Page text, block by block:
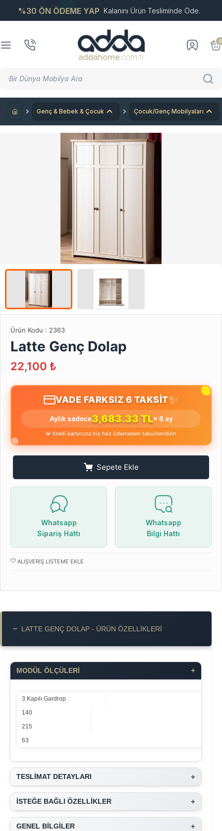
%30 ÖN ÖDEME YAP Kalanını Ürün Tesliminde Öde.
0
Genç & Bebek & Çocuk Çocuk/Genç Mobilyaları
Ürün Kodu : 2363
Latte Genç Dolap
22,100 ₺
VADE FARKSIZ 6 TAKSİT✨
Aylık sadece3,683.33 TL× 6 ay
💎 Kredi kartınızla hiç faiz ödemeden taksitlendirin
Sepete Ekle
Whatsapp
Sipariş Hattı
Whatsapp
Bilgi Hattı
ALIŞVERIŞ LISTEME EKLE
− LATTE GENÇ DOLAP - ÜRÜN ÖZELLIKLERI
MODÜL ÖLÇÜLERİ +
3 Kapılı Gardrop
140
215
63
TESLİMAT DETAYLARI +
İSTEĞE BAĞLI ÖZELLİKLER +
GENEL BİLGİLER +